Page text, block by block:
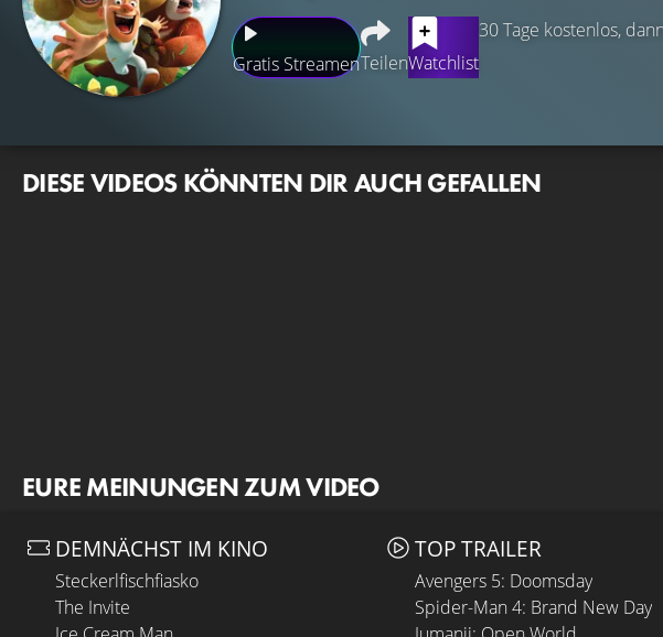
Gratis StreamenTeilenWatchlist
30 Tage kostenlos,
DIESE VIDEOS KÖNNTEN DIR AUCH GEFALLEN
EURE MEINUNGEN ZUM VIDEO
DEMNÄCHST IM KINO
Steckerlfischfiasko
The Invite
TOP TRAILER
Avengers 5: Doomsday
Spider-Man 4: Brand New Day